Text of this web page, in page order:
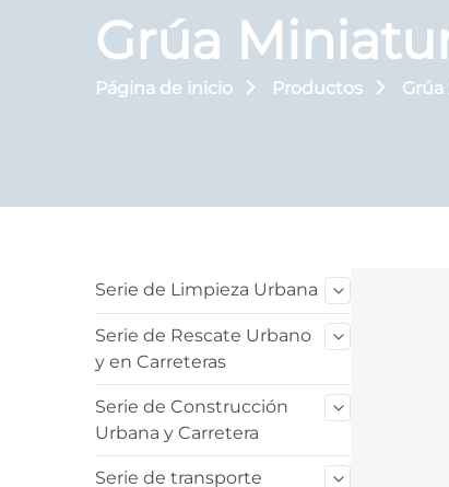
Grúa
Página de inicio Productos
Serie de Limpieza Urbana
Serie de Rescate Urbano
y en Carreteras
Serie de Construcción
Urbana y Carretera
Serie de transporte